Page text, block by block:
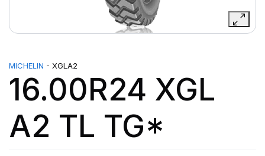
MICHELIN - XGLA2
16.00R24 XGL
A2 TL TG*